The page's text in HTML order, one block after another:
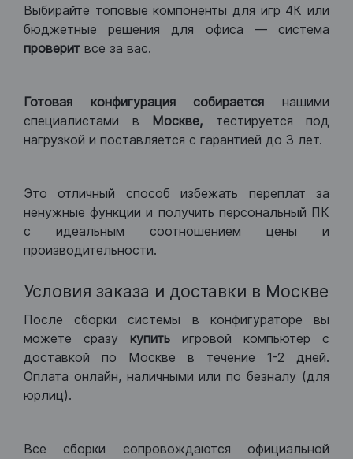
Выбирайте топовые компоненты для игр 4К или
бюджетные решения для офиса — система
проверит все за вас.
Готовая конфигурация собираетсянашими
специалистами в Москве, тестируется под
нагрузкой и поставляется с гарантией до 3 лет.
Это отличный способ избежать переплат за
ненужные функции и получить персональный ПК
с идеальным соотношением цены и
производительности.
Условия заказа и доставки в Москве
После сборки системы в конфигураторе вы
можете сразу купить игровой компьютер с
доставкой по Москве в течение 1-2 дней.
Оплата онлайн, наличными или по безналу (для
юрлиц).
Все сборки сопровождаются официальной